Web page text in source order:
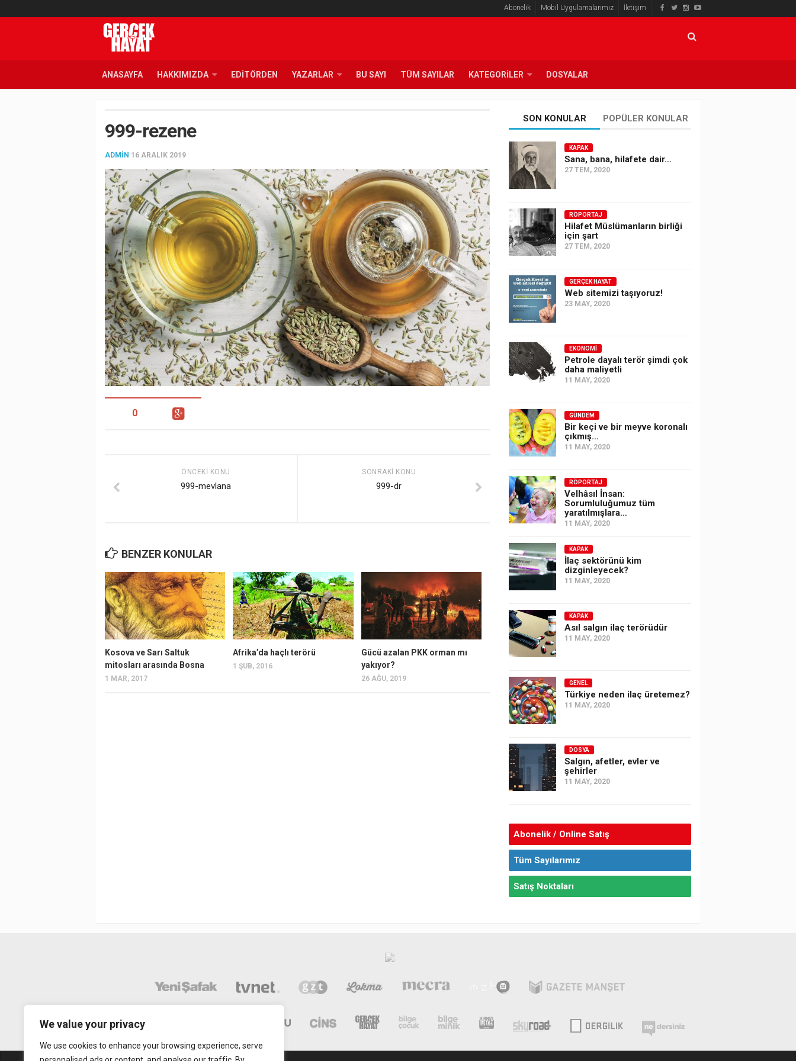
We value your privacy
We use cookies to enhance your browsing experience, serve
Abonelik Mobil Uygulamalarımız İletişim
ANASAYFA HAKKIMIZDA EDITÖRDEN YAZARLAR BU SAYI TÜM SAYILAR KATEGORILER DOSYALAR
999-rezene
ADMIN 16 ARALIK 2019
0
SONRAKI KONU
999-dr
ÖNCEKI KONU
999-mevlana
BENZER KONULAR
Kosova ve Sarı Saltuk
mitosları arasında Bosna
1 MAR, 2017
Afrika’da haçlı terörü
1 ŞUB, 2016
Gücü azalan PKK orman mı
yakıyor?
26 AĞU, 2019
SON KONULAR POPÜLER KONULAR
KAPAK
Sana, bana, hilafete dair…
27 TEM, 2020
RÖPORTAJ
Hilafet Müslümanların birliği
için şart
27 TEM, 2020
GERÇEK HAYAT
Web sitemizi taşıyoruz!
23 MAY, 2020
EKONOMI
Petrole dayalı terör şimdi çok
daha maliyetli
11 MAY, 2020
GÜNDEM
Bir keçi ve bir meyve koronalı
çıkmış…
11 MAY, 2020
RÖPORTAJ
Velhâsıl İnsan:
Sorumluluğumuz tüm
yaratılmışlara…
11 MAY, 2020
KAPAK
İlaç sektörünü kim
dizginleyecek?
11 MAY, 2020
KAPAK
Asıl salgın ilaç terörüdür
11 MAY, 2020
GENEL
Türkiye neden ilaç üretemez?
11 MAY, 2020
DOSYA
Salgın, afetler, evler ve
şehirler
11 MAY, 2020
Abonelik / Online Satış
Tüm Sayılarımız
Satış Noktaları